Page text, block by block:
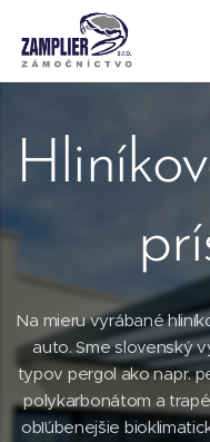
Na mieru vyrábané
auto. Sme slovenský
typov pergol ako napr.
polykarbonátom a
obľúbenejšie